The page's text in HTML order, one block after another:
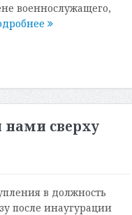
военнослужащего,
нами сверху
в должность
после инаугурации